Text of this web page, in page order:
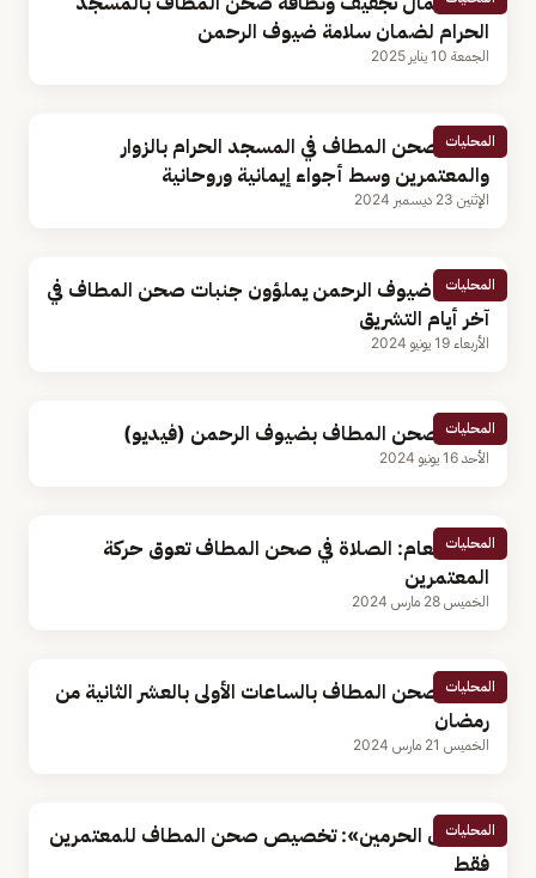
الحرام لضمان سلامة ضيوف الرحمن
الجمعة 10 يناير 2025
المحليات
امتلاء صحن المطاف في المسجد الحرام بالزوار
والمعتمرين وسط أجواء إيمانية وروحانية
الإثنين 23 ديسمبر 2024
المحليات
فيديو| ضيوف الرحمن يملؤون جنبات صحن المطاف في
آخر أيام التشريق
الأربعاء 19 يونيو 2024
المحليات
امتلاء صحن المطاف بضيوف الرحمن (فيديو)
الأحد 16 يونيو 2024
المحليات
الأمن العام: الصلاة في صحن المطاف تعوق حركة
المعتمرين
الخميس 28 مارس 2024
المحليات
امتلاء صحن المطاف بالساعات الأولى بالعشر الثانية من
رمضان
الخميس 21 مارس 2024
المحليات
«شؤون الحرمين»: تخصيص صحن المطاف للمعتمرين
فقط